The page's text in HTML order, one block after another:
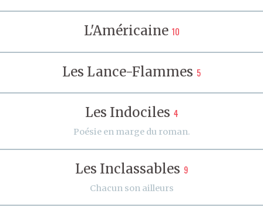
L'Américaine 10
Les Lance-Flammes 5
Les Indociles 4
Poésie en marge du roman.
Les Inclassables 9
Chacun son ailleurs